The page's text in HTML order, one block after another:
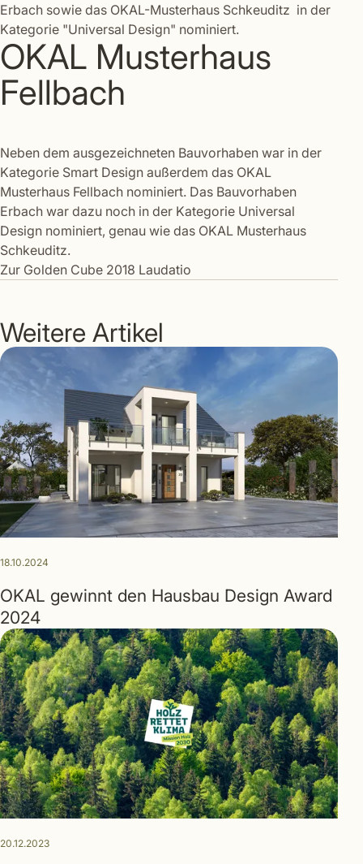
Erbach sowie das OKAL-Musterhaus Schkeuditz in der
Kategorie "Universal Design" nominiert.
OKAL Musterhaus
Fellbach
Neben dem ausgezeichneten Bauvorhaben war in der
Kategorie Smart Design außerdem das OKAL
Musterhaus Fellbach nominiert. Das Bauvorhaben
Erbach war dazu noch in der Kategorie Universal
Design nominiert, genau wie das OKAL Musterhaus
Schkeuditz.
Zur Golden Cube 2018 Laudatio
Weitere Artikel
18.10.2024
OKAL gewinnt den Hausbau Design Award
2024
20.12.2023